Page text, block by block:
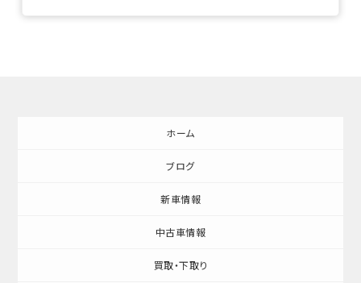
ホーム
ブログ
新車情報
中古車情報
買取・下取り